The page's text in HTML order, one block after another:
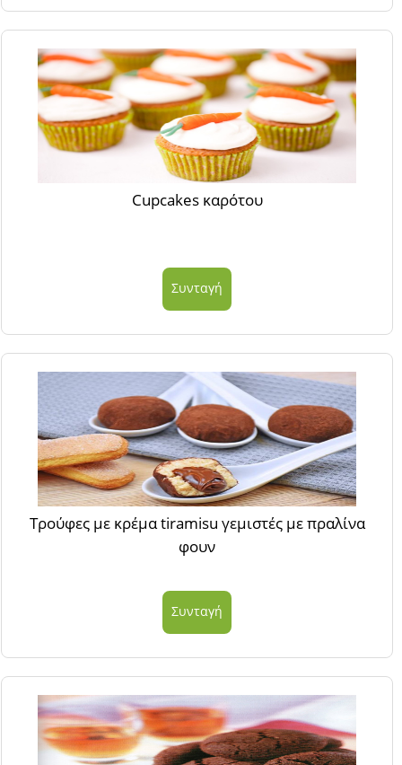
Cupcakes καρότου
Συνταγή
Τρούφες με κρέμα tiramisu γεμιστές με πραλίνα
φουν
Συνταγή